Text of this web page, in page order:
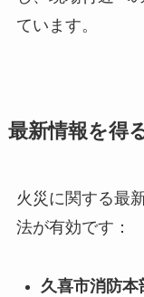
ています。
最新情報を得
火災に関する最
法が有効です：
久喜市消防本